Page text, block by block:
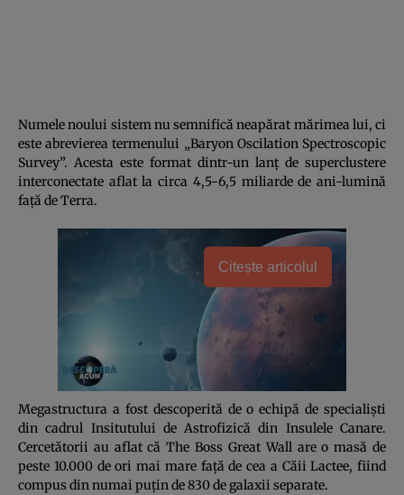
Numele noului sistem nu semnifică neapărat mărimea lui, ci
este abrevierea termenului „Baryon Oscilation Spectroscopic
Survey”. Acesta este format dintr-un lanţ de superclustere
interconectate aflat la circa 4,5-6,5 miliarde de ani-lumină
faţă de Terra.
Citește articolul
Megastructura a fost descoperită de o echipă de specialişti
din cadrul Insitutului de Astrofizică din Insulele Canare.
Cercetătorii au aflat că The Boss Great Wall are o masă de
peste 10.000 de ori mai mare faţă de cea a Căii Lactee, fiind
compus din numai puţin de 830 de galaxii separate.